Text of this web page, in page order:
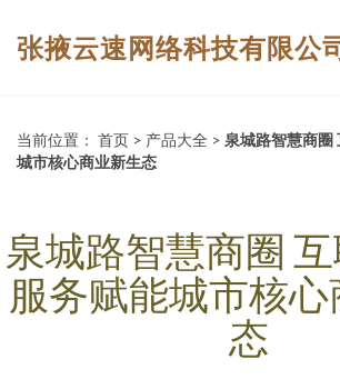
张掖云速网络科技有限公
当前位置： 首页 > 产品大全 > 泉城路智慧商圈
城市核心商业新生态
泉城路智慧商圈
服务赋能城市核
态